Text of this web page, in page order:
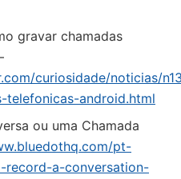
gravar chamadas
curiosidade/noticias/
telefonicas-android.html
ou uma Chamada
pt-
a-conversation-